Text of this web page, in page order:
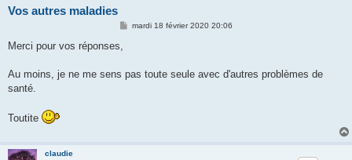
Vos autres maladies
M
g
mardi 18 février 2020 20:06
Merci pour vos réponses,
Au moins, je ne me sens pas toute seule avec d'autres problèmes de
santé.
Toutite
claudie